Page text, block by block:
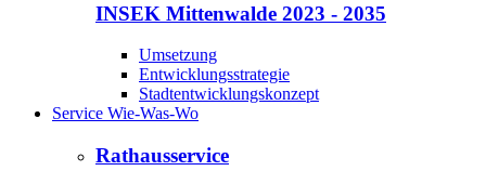
INSEK Mittenwalde 2023 - 2035
Umsetzung
Entwicklungsstrategie
Stadtentwicklungskonzept
Service Wie-Was-Wo
Rathausservice